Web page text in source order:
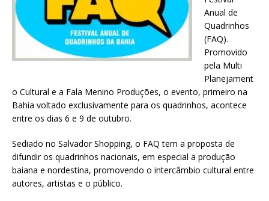
Anual de
Quadrinhos
(FAQ).
Promovido
pela Multi
Planejament
o Cultural e a Fala Menino Produções, o evento, primeiro na
Bahia voltado exclusivamente para os quadrinhos, acontece
entre os dias 6 e 9 de outubro.
Sediado no Salvador Shopping, o FAQ tem a proposta de
difundir os quadrinhos nacionais, em especial a produção
baiana e nordestina, promovendo o intercâmbio cultural entre
autores, artistas e o público.